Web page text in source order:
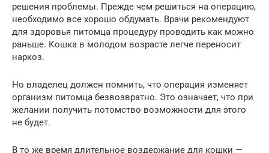
решения проблемы. Прежде чем решиться на операцию,
необходимо все хорошо обдумать. Врачи рекомендуют
для здоровья питомца процедуру проводить как можно
раньше. Кошка в молодом возрасте легче переносит
наркоз.
Но владелец должен помнить, что операция изменяет
организм питомца безвозвратно. Это означает, что при
желании получить потомство возможности для этого
не будет.
В то же время длительное воздержание для кошки —